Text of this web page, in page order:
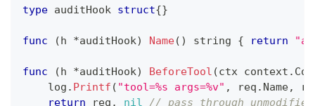
type auditHook struct{}
func (h *auditHook) Name( ) string { return
func (h *auditHook) BeforeTool (ctx context .
    log
. Printf ( "tool=%s args=%v" , req . Name,
return req , nil // pass through unmodified